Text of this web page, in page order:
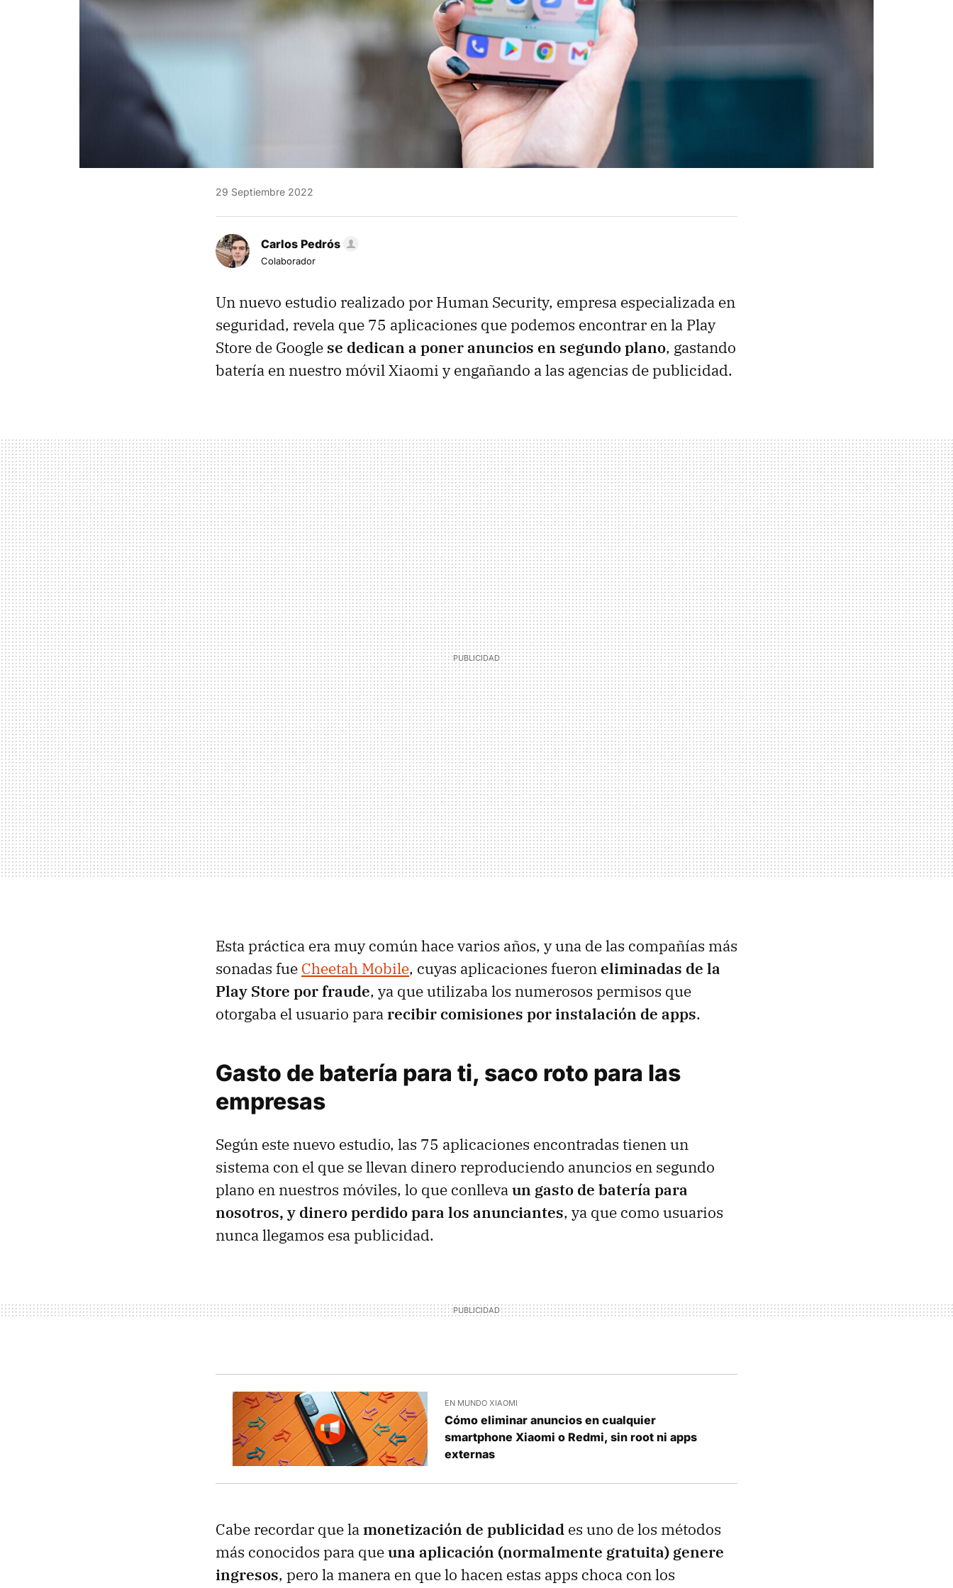
29 Septiembre 2022
Carlos Pedrós
Colaborador
Un nuevo estudio realizado por Human Security, empresa especializada en
seguridad, revela que 75 aplicaciones que podemos encontrar en la Play
Store de Google se dedican a poner anuncios en segundo plano, gastando
batería en nuestro móvil Xiaomi y engañando a las agencias de publicidad.
Esta práctica era muy común hace varios años, y una de las compañías más
sonadas fue Cheetah Mobile, cuyas aplicaciones fueroneliminadas de la
Play Store por fraude, ya que utilizaba los numerosos permisos que
otorgaba el usuario pararecibir comisiones por instalación de apps.
Gasto de batería para ti, saco roto para las
empresas
Según este nuevo estudio, las 75 aplicaciones encontradas tienen un
sistema con el que se llevan dinero reproduciendo anuncios en segundo
plano en nuestros móviles, lo que conllevaun gasto de batería para
nosotros, y dinero perdido para los anunciantes, ya que como usuarios
nunca llegamos esa publicidad.
EN MUNDO XIAOMI
Cómo eliminar anuncios en cualquier
smartphone Xiaomi o Redmi, sin root ni apps
externas
Cabe recordar que lamonetización de publicidad es uno de los métodos
más conocidos para queuna aplicación (normalmente gratuita) genere
ingresos, pero la manera en que lo hacen estas apps choca con los